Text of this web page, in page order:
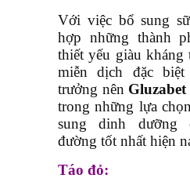
Với việc bổ sung
hợp những thành
thiết yếu giàu kháng
miễn dịch đặc
trưởng nên Gluzabet
trong những lựa
sung dinh dưỡng
đường tốt nhất hiện
Táo đỏ: